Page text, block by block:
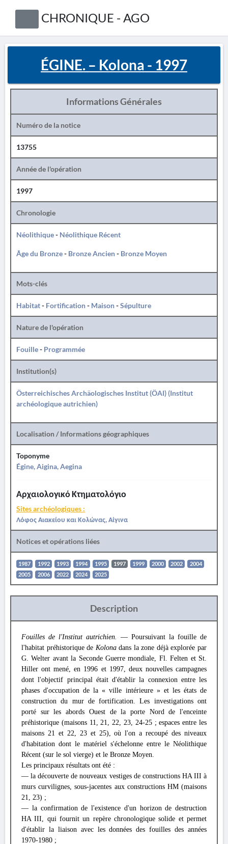
CHRONIQUE - AGO
ÉGINE. – Kolona - 1997
Informations Générales
Numéro de la notice
13755
Année de l'opération
1997
Chronologie
Néolithique- Néolithique Récent
Âge du Bronze- Bronze Ancien- Bronze Moyen
Mots-clés
Habitat- Fortification- Maison-Sépulture
Nature de l'opération
Fouille- Programmée
Institution(s)
Österreichisches Archäologisches Institut (ÖAI) (Institut
archéologique autrichien)
Localisation / Informations géographiques
Toponyme
Égine, Aigina, Aegina
Αρχαιολογικό Κτηματολόγιο
Sites archéologiques :
Λόφος Αιακείου και Κολώνας, Αίγινα
Notices et opérations liées
1987 1992 1993 1994 1995 1997 1999 2000 2002
2004
2005
2006 2022 2024 2025
Description
Fouilles de l'Institut autrichien. — Poursuivant la fouille de
l'habitat préhistorique de Kolonadans la zone déjà explorée par
G. Welter avant la Seconde Guerre mondiale, Fl. Felten et St.
Hiller ont mené, en 1996 et 1997, deux nouvelles campagnes
dont l'objectif principal était d'établir la connexion entre les
phases d'occupation de la « ville intérieure » et les états de
construction du mur de fortification. Les investigations ont
porté sur les abords Ouest de la porte Nord de l'enceinte
préhistorique (maisons 11, 21, 22, 23, 24-25 ; espaces entre les
maisons 21 et 22, 23 et 25), où l'on a recoupé des niveaux
d'habitation dont le matériel s'échelonne entre le Néolithique
Récent (sur le sol vierge) et le Bronze Moyen.
Les principaux résultats ont été :
— la découverte de nouveaux vestiges de constructions HA III à
murs curvilignes, sous-jacentes aux constructions HM (maisons
21, 23) ;
— la confirmation de l'existence d'un horizon de destruction
HA III, qui fournit un repère chronologique solide et permet
d'établir la liaison avec les données des fouilles des années
1970-1980 ;